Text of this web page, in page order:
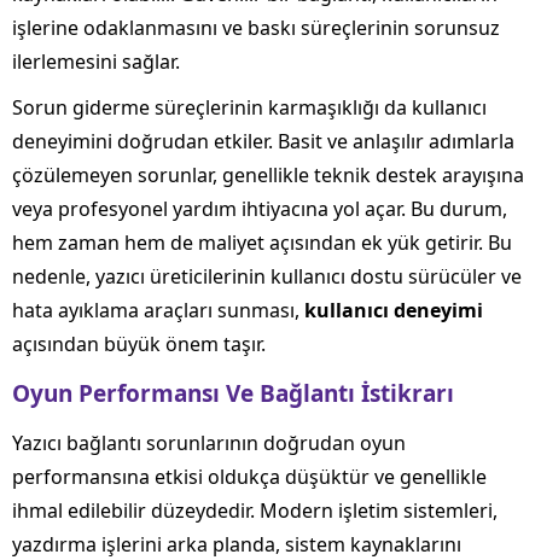
işlerine odaklanmasını ve baskı süreçlerinin sorunsuz
ilerlemesini sağlar.
Sorun giderme süreçlerinin karmaşıklığı da kullanıcı
deneyimini doğrudan etkiler. Basit ve anlaşılır adımlarla
çözülemeyen sorunlar, genellikle teknik destek arayışına
veya profesyonel yardım ihtiyacına yol açar. Bu durum,
hem zaman hem de maliyet açısından ek yük getirir. Bu
nedenle, yazıcı üreticilerinin kullanıcı dostu sürücüler ve
hata ayıklama araçları sunması, kullanıcı deneyimi
açısından büyük önem taşır.
Oyun Performansı Ve Bağlantı İstikrarı
Yazıcı bağlantı sorunlarının doğrudan oyun
performansına etkisi oldukça düşüktür ve genellikle
ihmal edilebilir düzeydedir. Modern işletim sistemleri,
yazdırma işlerini arka planda, sistem kaynaklarını